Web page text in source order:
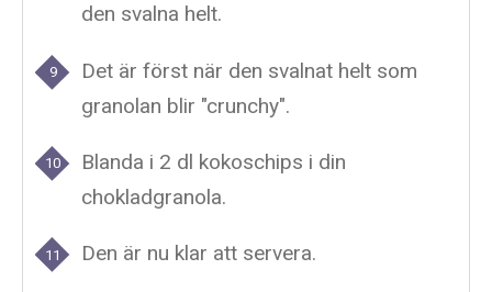
den svalna helt.
Det är först när den svalnat helt som
granolan blir "crunchy".
Blanda i 2 dl kokoschips i din
chokladgranola.
Den är nu klar att servera.